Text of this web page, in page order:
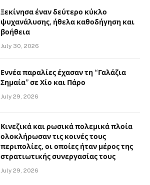
Ξεκίνησα έναν δεύτερο κύκλο
ψυχανάλυσης, ήθελα καθοδήγηση και
βοήθεια
July 30, 2026
Εννέα παραλίες έχασαν τη “Γαλάζια
Σημαία” σε Χίο και Πάρο
July 29, 2026
Κινεζικά και ρωσικά πολεμικά πλοία
ολοκλήρωσαν τις κοινές τους
περιπολίες, οι οποίες ήταν μέρος της
στρατιωτικής συνεργασίας τους
July 29, 2026